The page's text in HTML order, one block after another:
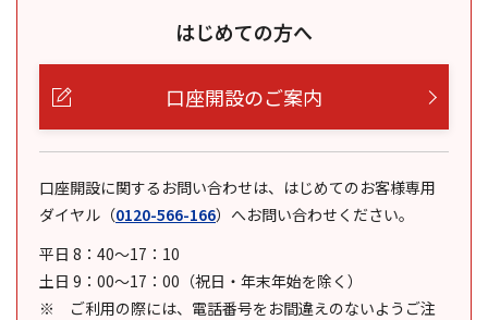
はじめての方へ
口座開設のご案内
口座開設に関するお問い合わせは、はじめてのお客様専用
ダイヤル （0120-566-166） へお問い合わせください。
平日 8：40～17：10
土日 9：00～17：00（祝日・年末年始を除く）
ご利用の際には、電話番号をお間違えのないようご注